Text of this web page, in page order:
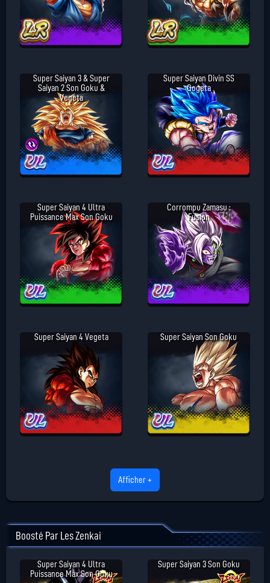
Super Saiyan 3 & Super
Saiyan 2 Son Goku &
Vegeta
Super Saiyan Divin SS
Gogeta
Super Saiyan 4 Ultra
Puissance Max Son Goku
Corrompu Zamasu :
Fusion
Super Saiyan 4 Vegeta Super Saiyan Son Goku
Afficher +
Boosté Par Les Zenkai
Super Saiyan 4 Ultra
Puissance Max Son Goku
Super Saiyan 3 Son Goku